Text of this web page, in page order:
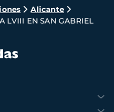
Alicante
LVIII EN SAN GABRIEL